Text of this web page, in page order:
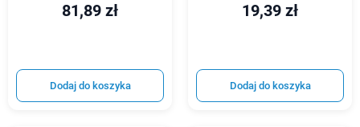
81,89 zł
Dodaj do koszyka
19,39 zł
Dodaj do koszyka